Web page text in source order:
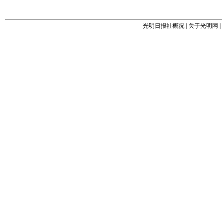
光明日报社概况 关于光明网